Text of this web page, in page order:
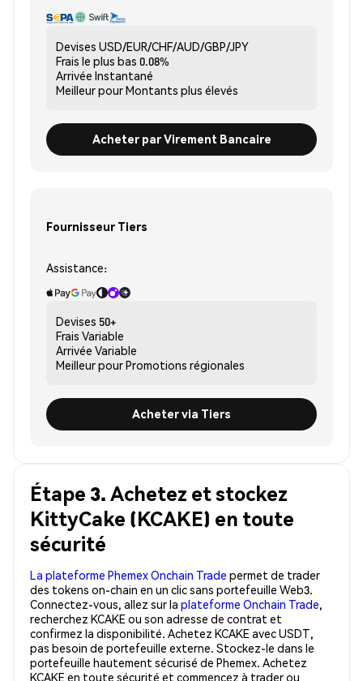
Devises USD/EUR/CHF/AUD/GBP/JPY
Frais le plus bas 0.08%
Arrivée Instantané
Meilleur pourMontants plus élevés
Acheter par Virement Bancaire
Fournisseur Tiers
Assistance:
Devises 50+
Frais Variable
Arrivée Variable
Meilleur pourPromotions régionales
Acheter via Tiers
Étape 3. Achetez et stockez
KittyCake (KCAKE) en toute
sécurité
La plateforme Phemex Onchain Trade permet de trader
des tokens on-chain en un clic sans portefeuille Web3.
Connectez-vous, allez sur la plateforme Onchain Trade,
recherchez KCAKE ou son adresse de contrat et
confirmez la disponibilité. Achetez KCAKE avec USDT,
pas besoin de portefeuille externe. Stockez-le dans le
portefeuille hautement sécurisé de Phemex. Achetez
KCAKE en toute sécurité et commencez à trader ou